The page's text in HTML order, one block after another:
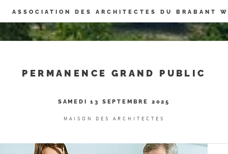
Panneau de gestion des cookies
ASSOCIATION DES ARCHITECTES DU BRABANT
PERMANENCE GRAND PUBLIC
SAMEDI 13 SEPTEMBRE 2025
MAISON DES ARCHITECTES